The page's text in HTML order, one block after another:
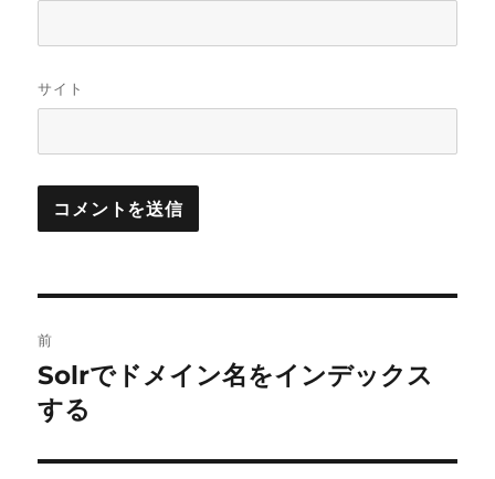
サイト
稿
ナ
ビ
前
前
の
稿:
Solrでドメイン名をインデックス
する